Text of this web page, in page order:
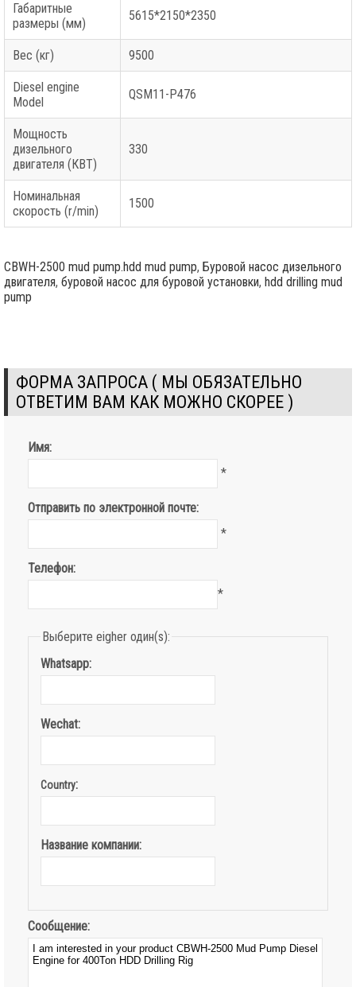
Габаритные
размеры (мм)
5615*2150*2350
Вес (кг) 9500
Diesel engine
Model
QSM11-P476
Мощность
дизельного
двигателя (КВТ)
330
Номинальная
скорость (r/min)
1500
CBWH-2500 mud pump.hdd mud pump, Буровой насос дизельного
двигателя, буровой насос для буровой установки, hdd drilling mud
pump
ФОРМА ЗАПРОСА ( МЫ ОБЯЗАТЕЛЬНО
ОТВЕТИМ ВАМ КАК МОЖНО СКОРЕЕ )
Имя:
*
Отправить по электронной почте:
*
Телефон:
*
Выберите eigher один(s):
Whatsapp:
Wechat:
Country:
Название компании:
Сообщение: